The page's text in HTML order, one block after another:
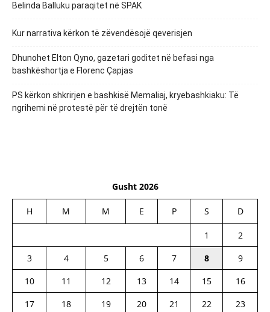
Belinda Balluku paraqitet në SPAK
Kur narrativa kërkon të zëvendësojë qeverisjen
Dhunohet Elton Qyno, gazetari goditet në befasi nga
bashkëshortja e Florenc Çapjas
PS kërkon shkrirjen e bashkisë Memaliaj, kryebashkiaku: Të
ngrihemi në protestë për të drejtën tonë
Gusht 2026
H M M E P S D
1
2
3
4 5 6 7 8
9
10
11 12 13 14 15
16
17
18 19 20 21 22
23